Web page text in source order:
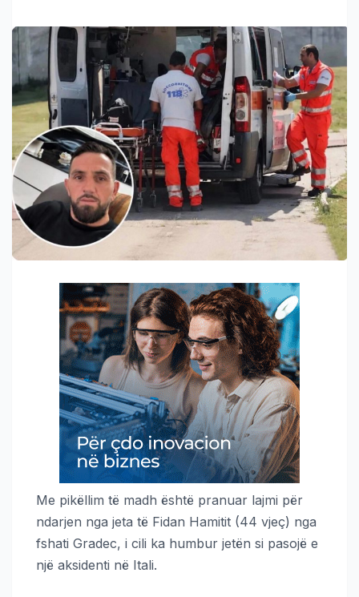
Me pikëllim të madh është pranuar lajmi për
ndarjen nga jeta të Fidan Hamitit (44 vjeç) nga
fshati Gradec, i cili ka humbur jetën si pasojë e
një aksidenti në Itali.